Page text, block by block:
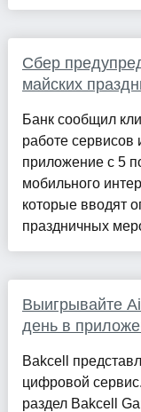
Сбер
майских
Банк сообщил
работе сервисов
приложение с 5
мобильного
которые вводят
праздничных
Выигрывайте
день в
Bakcell
цифровой
раздел Bakcell